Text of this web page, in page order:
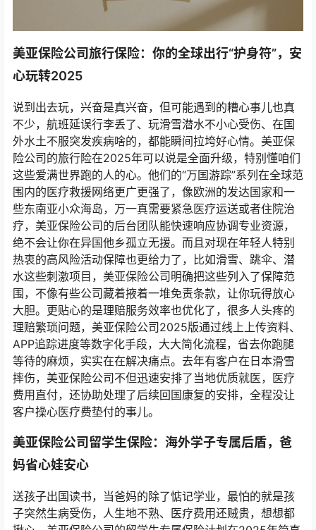
美亚保险公司旅行保险：你的全球出行“护身符”，安
心玩转2025
说到出去玩，兴奋是真兴奋，但可能遇到的糟心事儿也真
不少，航班延误行李丢了、玩滑雪潜水不小心受伤、在国
外水土不服突发疾病啥的，都能瞬间拉垮好心情。美亚保
险公司的旅行险在2025年可以说是全面升级，特别懂咱们
这些爱满世界跑的人的心。他们的“万国游踪”系列在全球范
围内的医疗救援网络更广更强了，像欧洲的发达国家和一
些东南亚小众海岛，万一真需要紧急医疗运送或者住院治
疗，美亚保险公司的后台团队能快速响应协调专业资源，
绝不会让你在异国他乡孤立无援。而且对现在年轻人特别
热衷的高风险活动保障也更给力了，比如滑雪、跳伞、潜
水这些刺激项目，美亚保险公司明确把这些列入了保障范
围，不像有些公司藏着掖着一堆免责条款，让你玩得放心
大胆。更贴心的是理赔服务效率也优化了，很多人头疼的
理赔繁琐问题，美亚保险公司2025版通过线上上传资料、
APP追踪进度等数字化手段，大大简化流程，省去你跑腿
等待的麻烦，实实在在解决痛点。去年有客户在日本滑雪
摔伤，美亚保险公司不但迅速安排了当地优质就医，医疗
费用直付，还协助处理了后续回国康复的安排，全程没让
客户操心医疗费垫付的事儿。
美亚保险公司留学生保险：海外学子专属后盾，爸
妈省心娃安心
送孩子出国读书，当爸妈的除了惦记学业，最怕的就是孩
子突然生病受伤，人生地不熟、医疗费用还贼贵，想想都